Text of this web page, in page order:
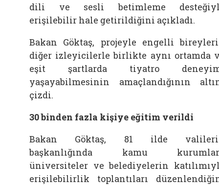
dili ve sesli betimleme
erişilebilir hale getirildiğini açıkladı.
Bakan Göktaş, projeyle engelli
diğer izleyicilerle birlikte aynı ortamda
eşit şartlarda tiyatro
yaşayabilmesinin amaçlandığının
çizdi.
30 binden fazla kişiye eğitim verildi
Bakan Göktaş, 81 ilde
başkanlığında kamu
üniversiteler ve belediyelerin
erişilebilirlik toplantıları